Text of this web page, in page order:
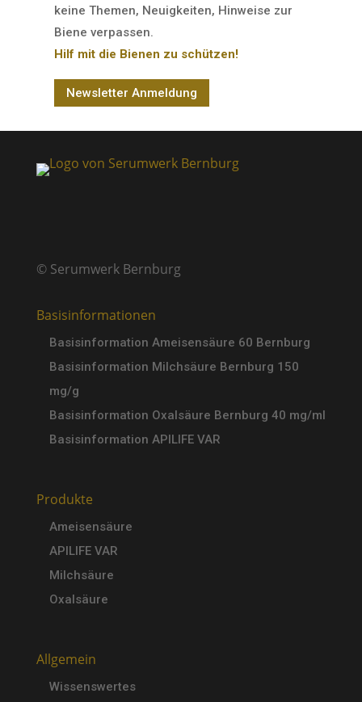
keine Themen, Neuigkeiten, Hinweise zur
Biene verpassen.
Hilf mit die Bienen zu schützen!
Newsletter Anmeldung
© Serumwerk Bernburg
Basisinformationen
Basisinformation Ameisensäure 60 Bernburg
Basisinformation Milchsäure Bernburg 150
mg/g
Basisinformation Oxalsäure Bernburg 40 mg/ml
Basisinformation APILIFE VAR
Produkte
Ameisensäure
APILIFE VAR
Milchsäure
Oxalsäure
Allgemein
Wissenswertes